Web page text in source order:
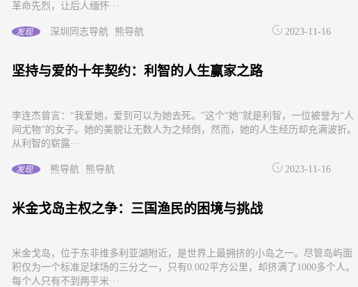
革命先烈，让后人缅怀···
发现 深圳同志导航 熊导航 2023-11-16
坚持与爱的十年契约：利智的人生赢家之路
李连杰曾言：“我爱她，爱到可以为她去死。”这个“她”就是利智，一位被誉为“人
间尤物”的女子。她的美貌让无数人为之倾倒，然而，她的人生经历却充满波折。
从利智的崭露···
发现 熊导航 熊导航 2023-11-16
米金戈岛主权之争：三国渔民的困境与挑战
米金戈岛，位于东非维多利亚湖附近，是世界上最拥挤的小岛之一。尽管岛屿面
积仅为一个标准足球场的三分之一，只有0.002平方公里，却挤满了1000多个人。
每个人只有不到两平米···